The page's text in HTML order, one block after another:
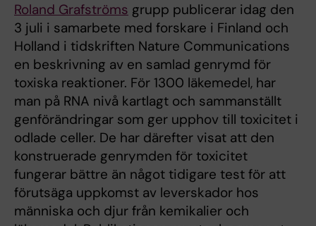
Roland Grafströms grupp publicerar idag den
3 juli i samarbete med forskare i Finland och
Holland i tidskriften Nature Communications
en beskrivning av en samlad genrymd för
toxiska reaktioner. För 1300 läkemedel, har
man på RNA nivå kartlagt och sammanställt
genförändringar som ger upphov till toxicitet i
odlade celler. De har därefter visat att den
konstruerade genrymden för toxicitet
fungerar bättre än något tidigare test för att
förutsäga uppkomst av leverskador hos
människa och djur från kemikalier och